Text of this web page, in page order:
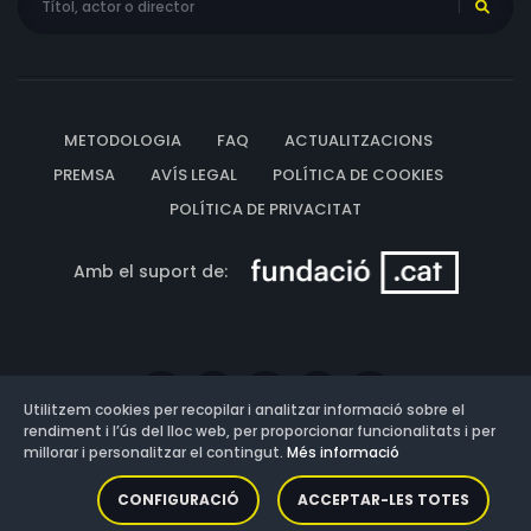
METODOLOGIA FAQ
ACTUALITZACIONS
PREMSA
AVÍS LEGAL
POLÍTICA DE COOKIES
POLÍTICA DE PRIVACITAT
Amb el suport de:
Versió: 3.13.0.202607011342
Utilitzem cookies per recopilar i analitzar informació sobre el
rendiment i l’ús del lloc web, per proporcionar funcionalitats i per
millorar i personalitzar el contingut. Més informació
CONFIGURACIÓ ACCEPTAR-LES TOTES